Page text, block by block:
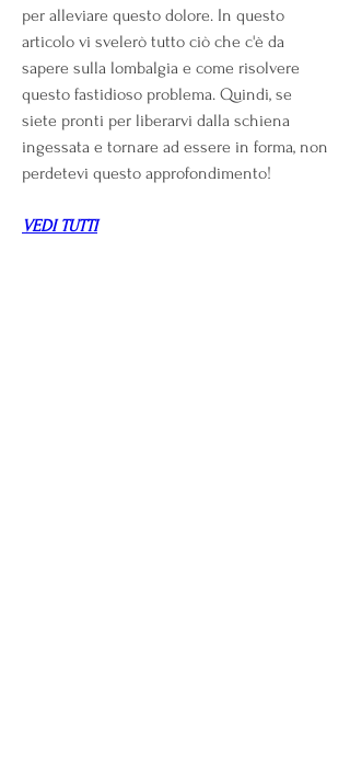
per alleviare questo dolore. In questo
articolo vi svelerò tutto ciò che c'è da
sapere sulla lombalgia e come risolvere
questo fastidioso problema. Quindi, se
siete pronti per liberarvi dalla schiena
ingessata e tornare ad essere in forma, non
perdetevi questo approfondimento!
VEDI TUTTI